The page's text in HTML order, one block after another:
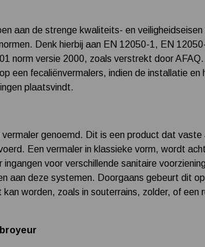
aan de strenge kwaliteits- en
Denk hierbij aan EN 12050-1, EN
norm versie 2000, zoals verstrekt door
een fecaliënvermalers, indien de installatie en
plaatsvindt.
vermaler genoemd. Dit is een product dat
Een vermaler in klassieke vorm, wordt
voor verschillende sanitaire
aan deze systemen. Doorgaans gebeurt dit
worden, zoals in souterrains, zolder, of een